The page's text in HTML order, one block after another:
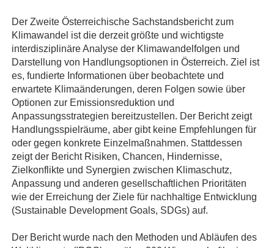
Der Zweite Österreichische Sachstandsbericht zum
Klimawandel ist die derzeit größte und wichtigste
interdisziplinäre Analyse der Klimawandelfolgen und
Darstellung von Handlungsoptionen in Österreich. Ziel ist
es, fundierte Informationen über beobachtete und
erwartete Klimaänderungen, deren Folgen sowie über
Optionen zur Emissionsreduktion und
Anpassungsstrategien bereitzustellen. Der Bericht zeigt
Handlungsspielräume, aber gibt keine Empfehlungen für
oder gegen konkrete Einzelmaßnahmen. Stattdessen
zeigt der Bericht Risiken, Chancen, Hindernisse,
Zielkonflikte und Synergien zwischen Klimaschutz,
Anpassung und anderen gesellschaftlichen Prioritäten
wie der Erreichung der Ziele für nachhaltige Entwicklung
(Sustainable Development Goals, SDGs) auf.
Der Bericht wurde nach den Methoden und Abläufen des